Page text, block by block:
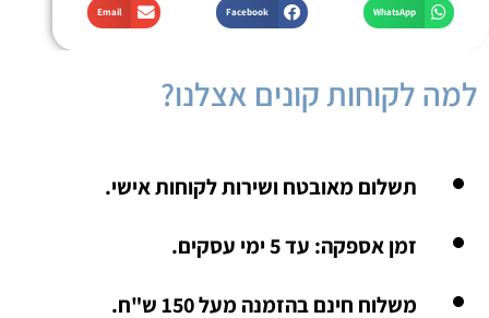
WhatsApp
Facebook
Email
למה לקוחות קונים אצלנו?
תשלום מאובטח ושירות לקוחות אישי.
זמן אספקה: עד 5 ימי עסקים.
משלוח חינם בהזמנה מעל 150 ש"ח.